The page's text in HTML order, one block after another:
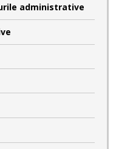
administrative